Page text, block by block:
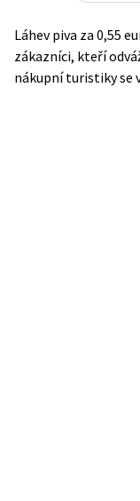
Láhev piva za 0,55
zákazníci, kteří
nákupní turistiky se